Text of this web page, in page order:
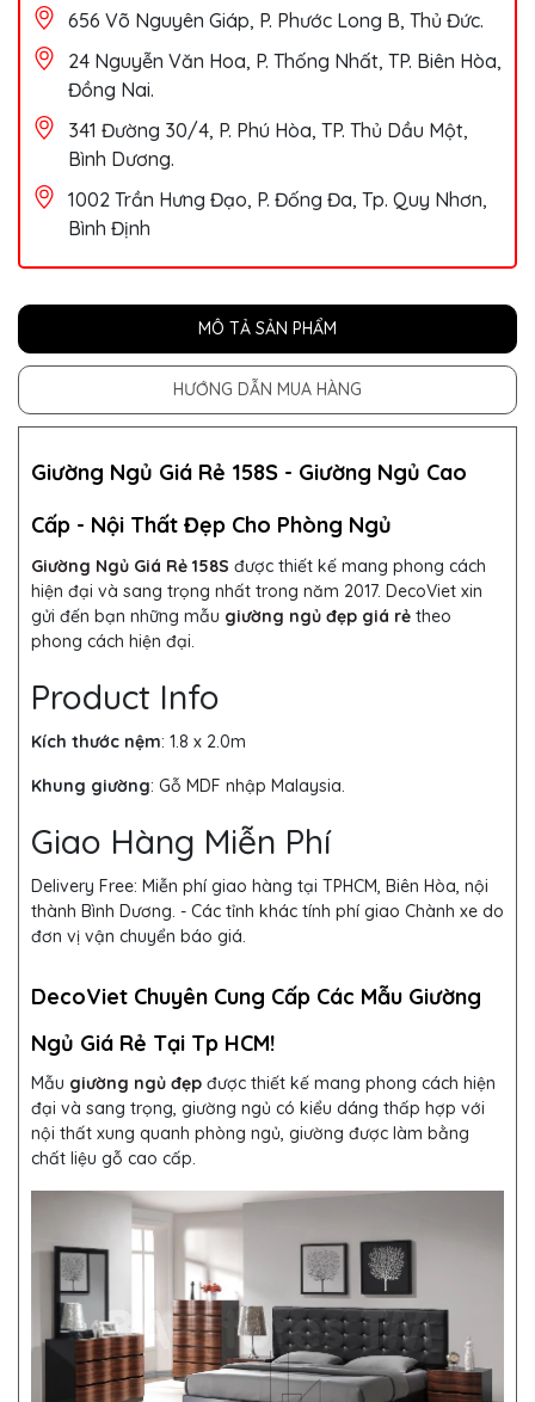
656 Võ Nguyên Giáp, P. Phước Long B, Thủ Đức.
24 Nguyễn Văn Hoa, P. Thống Nhất, TP. Biên Hòa,
Đồng Nai.
341 Đường 30/4, P. Phú Hòa, TP. Thủ Dầu Một,
Bình Dương.
1002 Trần Hưng Đạo, P. Đống Đa, Tp. Quy Nhơn,
Bình Định
MÔ TẢ SẢN PHẨM
HƯỚNG DẪN MUA HÀNG
Giường Ngủ Giá Rẻ 158S - Giường Ngủ Cao
Cấp - Nội Thất Đẹp Cho Phòng Ngủ
Giường Ngủ Giá Rẻ 158S được thiết kế mang phong cách
hiện đại và sang trọng nhất trong năm 2017. DecoViet xin
gửi đến bạn những mẫu giường ngủ đẹp giá rẻ theo
phong cách hiện đại.
Product Info
Kích thước nệm: 1.8 x 2.0m
Khung giường: Gỗ MDF nhập Malaysia.
Giao Hàng Miễn Phí
Delivery Free: Miễn phí giao hàng tại TPHCM, Biên Hòa, nội
thành Bình Dương. - Các tỉnh khác tính phí giao Chành xe do
đơn vị vận chuyển báo giá.
DecoViet Chuyên Cung Cấp Các Mẫu Giường
Ngủ Giá Rẻ Tại Tp HCM!
Mẫu giường ngủ đẹp được thiết kế mang phong cách hiện
đại và sang trọng, giường ngủ có kiểu dáng thấp hợp với
nội thất xung quanh phòng ngủ, giường được làm bằng
chất liệu gỗ cao cấp.